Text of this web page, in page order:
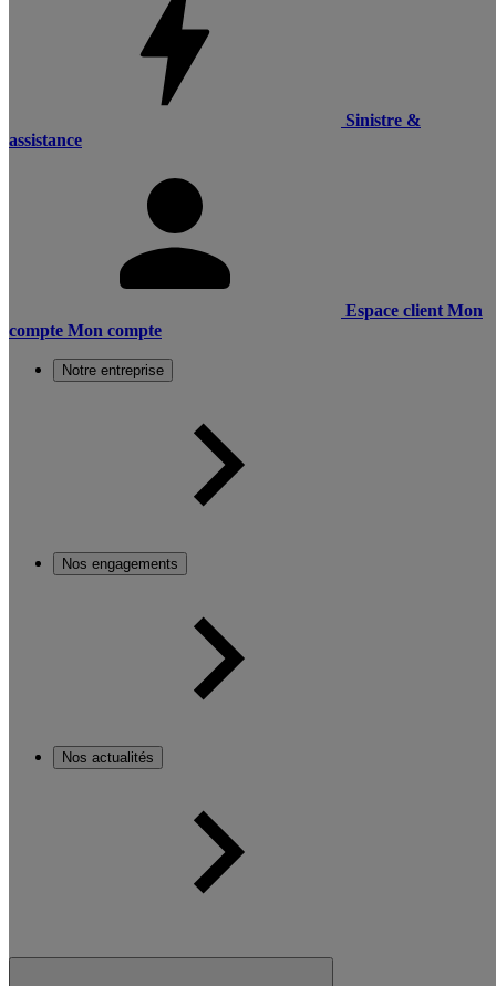
Sinistre &
assistance
Espace client Mon
compte Mon compte
Notre entreprise
Nos engagements
Nos actualités